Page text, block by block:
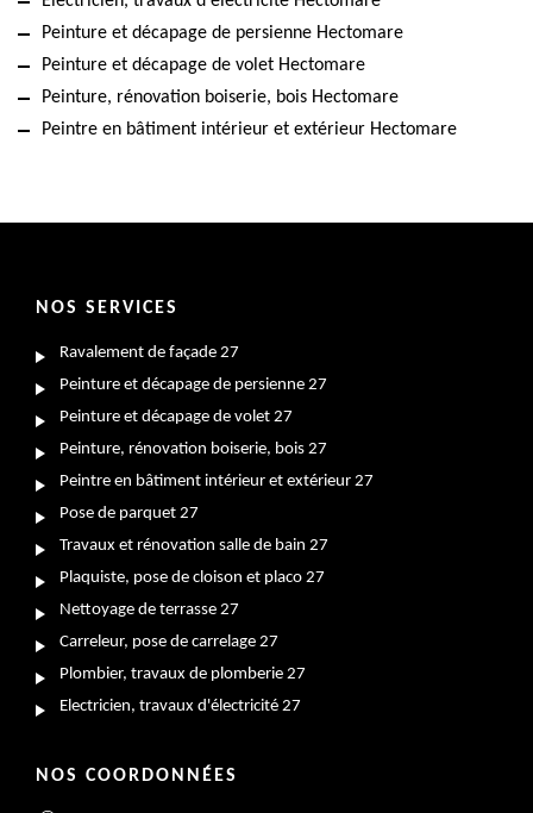
Peinture et décapage de persienne Hectomare
Peinture et décapage de volet Hectomare
Peinture, rénovation boiserie, bois Hectomare
Peintre en bâtiment intérieur et extérieur Hectomare
NOS SERVICES
Ravalement de façade 27
Peinture et décapage de persienne 27
Peinture et décapage de volet 27
Peinture, rénovation boiserie, bois 27
Peintre en bâtiment intérieur et extérieur 27
Pose de parquet 27
Travaux et rénovation salle de bain 27
Plaquiste, pose de cloison et placo 27
Nettoyage de terrasse 27
Carreleur, pose de carrelage 27
Plombier, travaux de plomberie 27
Electricien, travaux d'électricité 27
NOS COORDONNÉES